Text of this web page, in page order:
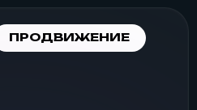
ПРОДВИЖЕНИЕ